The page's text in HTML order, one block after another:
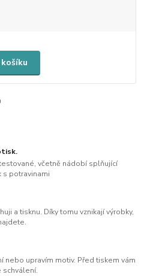
včetně nádobí splňující
s potravinami
a tisknu. Díky tomu vznikají výrobky,
nebo upravím motiv. Před tiskem vám
schválení.